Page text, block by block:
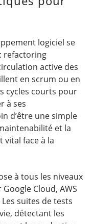
logiciel se
refactoring
active des
en scrum ou en
cycles courts pour
à ses
d’être une simple
et la
vital face à la
à tous les niveaux
Cloud, AWS
suites de tests
détectant les